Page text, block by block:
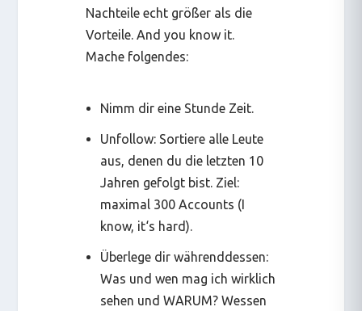
Nachteile echt größer als die
Vorteile.And you know it.
Mache folgendes:
Nimm dir eine Stunde Zeit.
Unfollow: Sortiere alle Leute
aus, denen du die letzten 10
Jahren gefolgt bist. Ziel:
maximal 300 Accounts (I
know, it‘s hard).
Überlege dir währenddessen:
Was und wen mag ich wirklich
sehen und WARUM? Wessen